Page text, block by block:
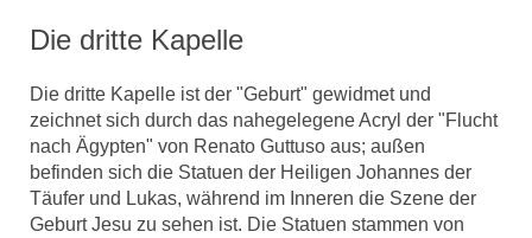
Die dritte Kapelle
Die dritte Kapelle ist der "Geburt" gewidmet und
zeichnet sich durch das nahegelegene Acryl der "Flucht
nach Ägypten" von Renato Guttuso aus; außen
befinden sich die Statuen der Heiligen Johannes der
Täufer und Lukas, während im Inneren die Szene der
Geburt Jesu zu sehen ist. Die Statuen stammen von